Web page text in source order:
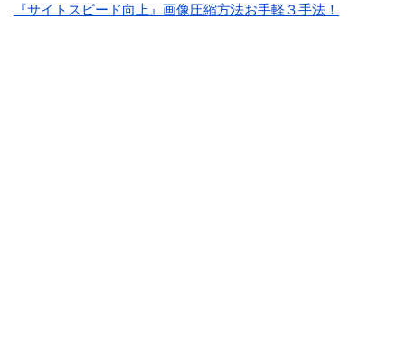
『サイトスピード向上』画像圧縮方法お手軽３手法！